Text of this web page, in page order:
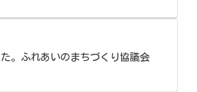
。ふれあいのまちづくり協議会